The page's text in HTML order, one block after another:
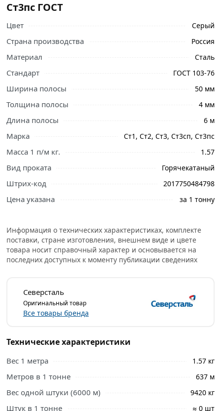
Ст3пс ГОСТ
Цвет Серый
Страна производства Россия
Материал Сталь
Стандарт ГОСТ 103-76
Ширина полосы 50 мм
Толщина полосы 4 мм
Длина полосы 6 м
Марка Ст1, Ст2, Ст3, Ст3сп, Ст3пс
Масса 1 п/м кг. 1.57
Вид проката Горячекатаный
Штрих-код 2017750484798
Цена указана за 1 тонну
Информация о технических характеристиках, комплекте
поставки, стране изготовления, внешнем виде и цвете
товара носит справочный характер и основывается на
последних доступных к моменту публикации сведениях
Северсталь
Оригинальный товар
Все товары бренда
Технические характеристики
Вес 1 метра 1.57 кг
Метров в 1 тонне 637 м
Вес одной штуки (6000 м) 9420 кг
Штук в 1 тонне ≈ 0 шт